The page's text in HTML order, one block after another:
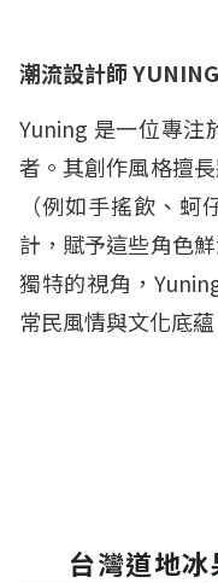
潮流設計師 YUNING
Yuning 是一位專注
者。其創作風格擅
（例如手搖飲、
計，賦予這些角色
獨特的視角，
常民風情與文化底蘊
台灣道地